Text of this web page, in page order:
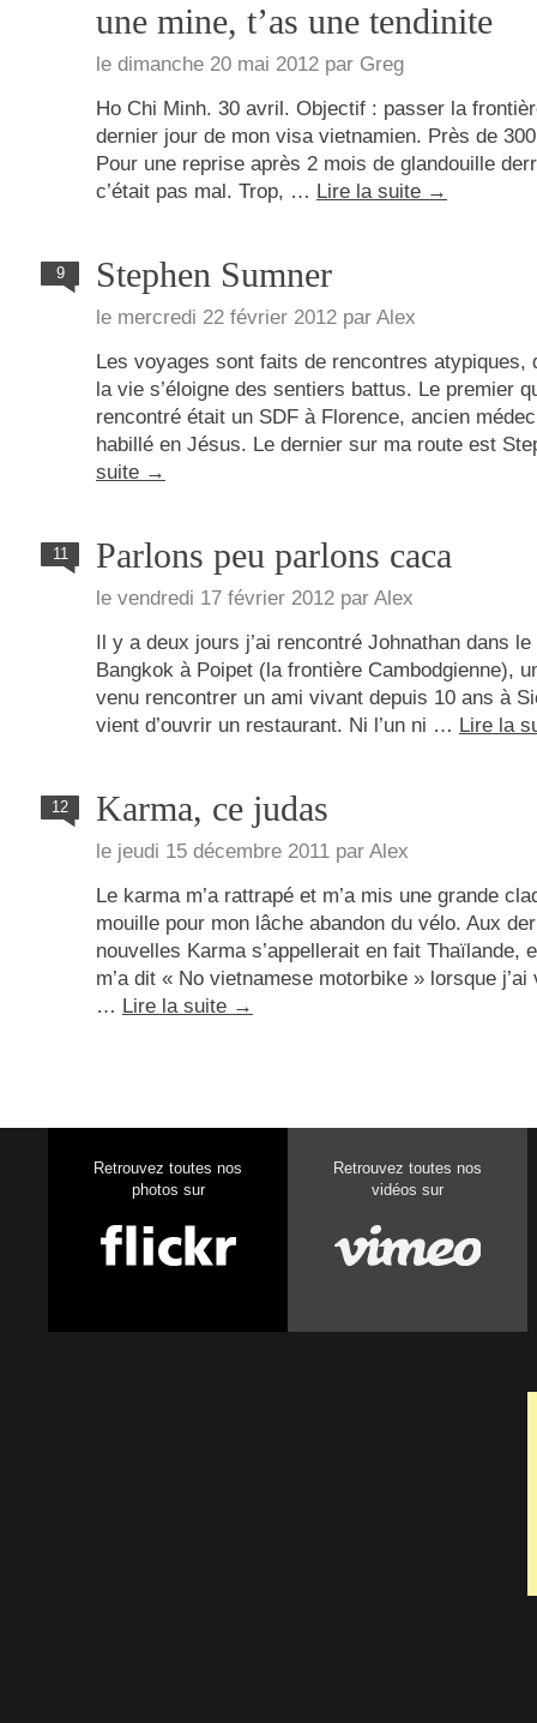
une mine, t’as une tendinite
le dimanche 20 mai 2012 par Greg
Ho Chi Minh. 30 avril. Objectif : passer la
dernier jour de mon visa vietnamien. Près de
Pour une reprise après 2 mois de glandouille
c’était pas mal. Trop, … Lire la suite →
9 Stephen Sumner
le mercredi 22 février 2012 par Alex
Les voyages sont faits de rencontres atypiques,
la vie s’éloigne des sentiers battus. Le premier
rencontré était un SDF à Florence, ancien
habillé en Jésus. Le dernier sur ma route est
suite →
11 Parlons peu parlons caca
le vendredi 17 février 2012 par Alex
Il y a deux jours j’ai rencontré Johnathan dans le
Bangkok à Poipet (la frontière Cambodgienne),
venu rencontrer un ami vivant depuis 10 ans à
vient d’ouvrir un restaurant. Ni l’un ni … Lire la
12 Karma, ce judas
le jeudi 15 décembre 2011 par Alex
Le karma m’a rattrapé et m’a mis une grande
mouille pour mon lâche abandon du vélo. Aux
nouvelles Karma s’appellerait en fait Thaïlande,
m’a dit « No vietnamese motorbike » lorsque
… Lire la suite →
Retrouvez toutes nos
vidéos sur
Retrouvez toutes nos
photos sur